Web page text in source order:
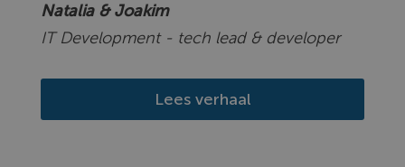
Natalia & Joakim
IT Development - tech lead & developer
Lees verhaal